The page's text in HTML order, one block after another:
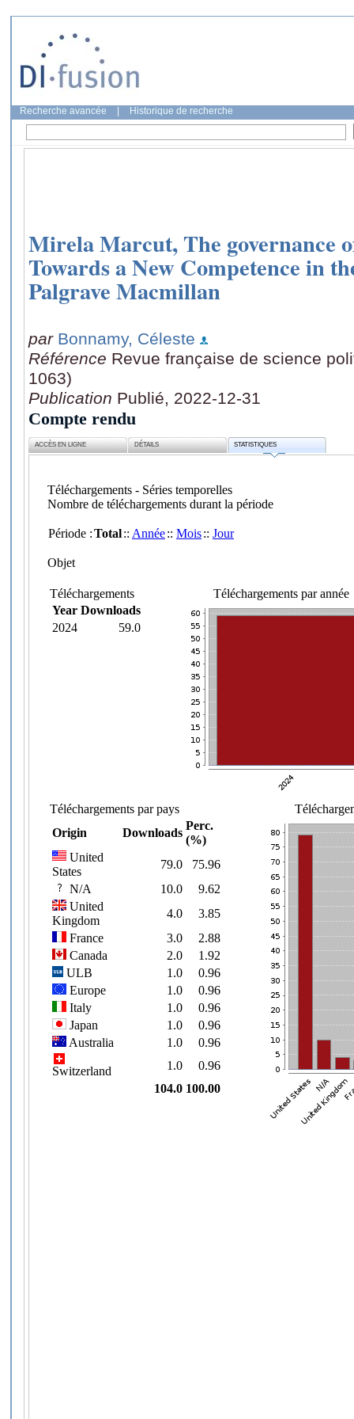
Recherche avancée Historique de recherche
Mirela Marcut, The governance
Towards a New Competence in
Palgrave Macmillan
par Bonnamy, Céleste
Référence Revue française de science
1063)
Publication Publié, 2022-12-31
Compte rendu
ACCÈS EN LIGNE DÉTAILS STATISTIQUES